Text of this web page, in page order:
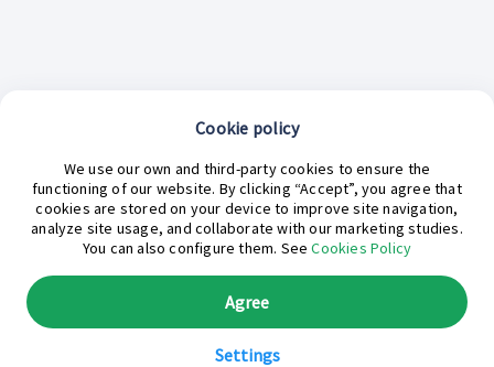
¿En qué podemos ayudarte hoy?
Cookie policy
We use our own and third-party cookies to ensure the
functioning of our website. By clicking “Accept”, you agree that
cookies are stored on your device to improve site navigation,
analyze site usage, and collaborate with our marketing studies.
You can also configure them. SeeCookies Policy
Settings
Agree